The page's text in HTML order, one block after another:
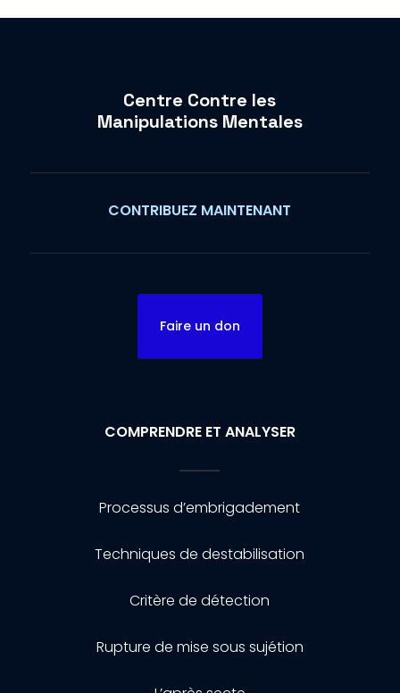
Centre Contre les
Manipulations Mentales
CONTRIBUEZ MAINTENANT
Faire un don
COMPRENDRE ET ANALYSER
Processus d’embrigadement
Techniques de destabilisation
Critère de détection
Rupture de mise sous sujétion